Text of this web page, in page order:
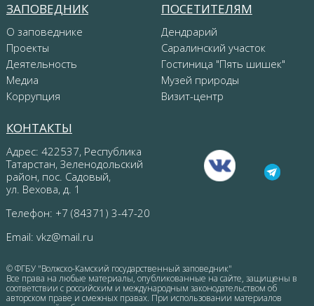
ЗАПОВЕДНИК
О заповеднике
Проекты
Деятельность
Медиа
Коррупция
ПОСЕТИТЕЛЯМ
Дендрарий
Саралинский участок
Гостиница "Пять шишек"
Музей природы
Визит-центр
КОНТАКТЫ
Адрес: 422537, Республика
Татарстан, Зеленодольский
район, пос. Садовый,
ул. Вехова, д. 1
Телефон: +7 (84371) 3-47-20
Email: vkz@mail.ru
© ФГБУ "Волжско-Камский государственный заповедник"
Все права на любые материалы, опубликованные на сайте, защищены в
соответствии с российским и международным законодательством об
авторском праве и смежных правах. При использовании материалов